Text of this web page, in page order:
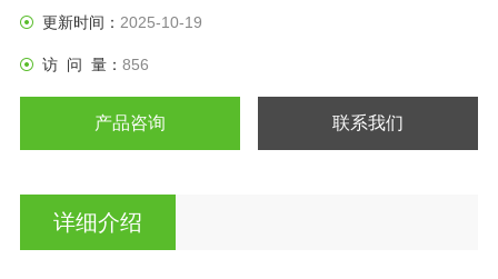
更新时间： 2025-10-19
访 问 量： 856
产品咨询 联系我们
详细介绍